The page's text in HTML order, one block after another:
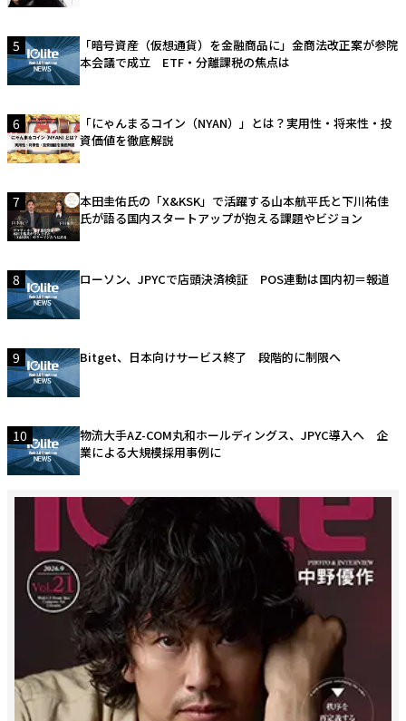
5
「暗号資産（仮想通貨）を金融商品に」金商法改正案が参院
本会議で成立 ETF・分離課税の焦点は
6
「にゃんまるコイン（NYAN）」とは？実用性・将来性・投
資価値を徹底解説
7
本田圭佑氏の「X&KSK」で活躍する山本航平氏と下川祐佳
氏が語る国内スタートアップが抱える課題やビジョン
8 ローソン、JPYCで店頭決済検証 POS連動は国内初＝報道
9 Bitget、日本向けサービス終了 段階的に制限へ
10
物流大手AZ-COM丸和ホールディングス、JPYC導入へ 企
業による大規模採用事例に